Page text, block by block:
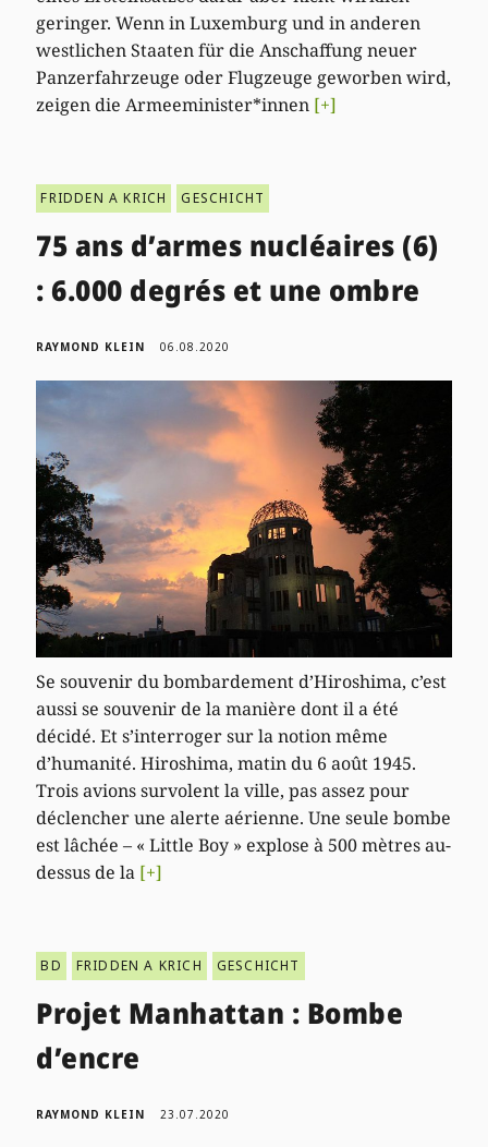
geringer. Wenn in Luxemburg und in anderen
westlichen Staaten für die Anschaffung neuer
Panzerfahrzeuge oder Flugzeuge geworben wird,
zeigen die Armeeminister*innen [+]
FRIDDEN A KRICH GESCHICHT
75 ans d’armes nucléaires (6)
: 6.000 degrés et une ombre
RAYMOND KLEIN 06.08.2020
Se souvenir du bombardement d’Hiroshima, c’est
aussi se souvenir de la manière dont il a été
décidé. Et s’interroger sur la notion même
d’humanité. Hiroshima, matin du 6 août 1945.
Trois avions survolent la ville, pas assez pour
déclencher une alerte aérienne. Une seule bombe
est lâchée – « Little Boy » explose à 500 mètres au-
dessus de la [+]
BD FRIDDEN A KRICH GESCHICHT
Projet Manhattan : Bombe
d’encre
RAYMOND KLEIN 23.07.2020